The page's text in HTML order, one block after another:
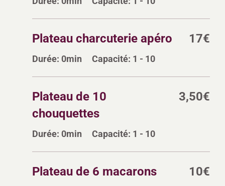
Plateau charcuterie apéro 17€
Durée: 0min Capacité: 1 - 10
Plateau de 10
chouquettes
3,50€
Durée: 0min Capacité: 1 - 10
Plateau de 6 macarons 10€